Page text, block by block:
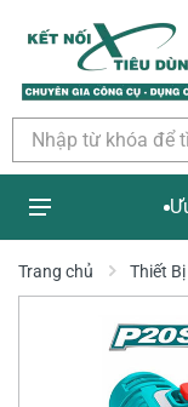
Trang chủ Thiết